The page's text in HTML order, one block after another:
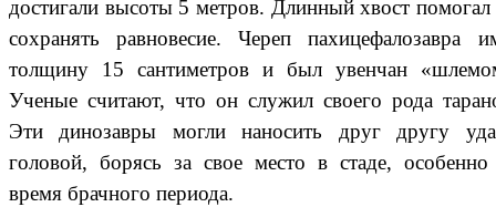
достигали высоты 5 метров. Длинный хвост
сохранять равновесие. Череп пахицефалозавра
толщину 15 сантиметров и был увенчан
Ученые считают, что он служил своего рода
Эти динозавры могли наносить друг другу
головой, борясь за свое место в стаде,
время брачного периода.